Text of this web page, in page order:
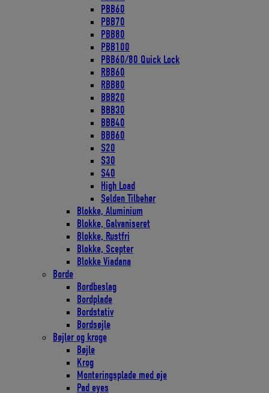
PBB60
PBB70
PBB80
PBB100
PBB60/80 Quick Lock
RBB60
RBB80
BBB20
BBB30
BBB40
BBB60
S20
S30
S40
High Load
Selden Tilbehør
Blokke, Aluminium
Blokke, Galvaniseret
Blokke, Rustfri
Blokke, Scepter
Blokke Viadana
Borde
Bordbeslag
Bordplade
Bordstativ
Bordsøjle
Bøjler og kroge
Bøjle
Krog
Monteringsplade med øje
Pad eyes